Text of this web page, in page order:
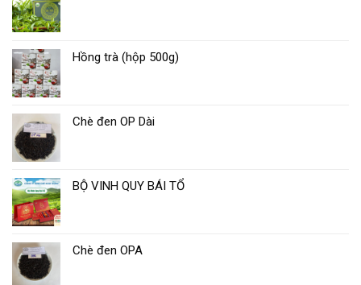
Hồng trà (hộp 500g)
Chè đen OP Dài
BỘ VINH QUY BÁI TỔ
Chè đen OPA